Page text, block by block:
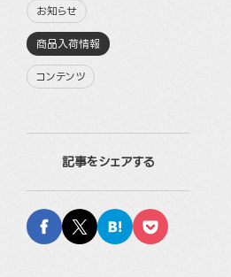
お知らせ
商品入荷情報
コンテンツ
記事をシェアする